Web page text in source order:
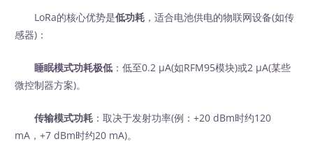
LoRa的核心优势是低功耗 ，适合电池供电的物联网设备(如传
感器)：
睡眠模式功耗极低 ：低至0.2 μA(如RFM95模块)或2 μA(某些
微控制器方案)。
传输模式功耗 ：取决于发射功率(例：+20 dBm时约120
mA，+7 dBm时约20 mA)。